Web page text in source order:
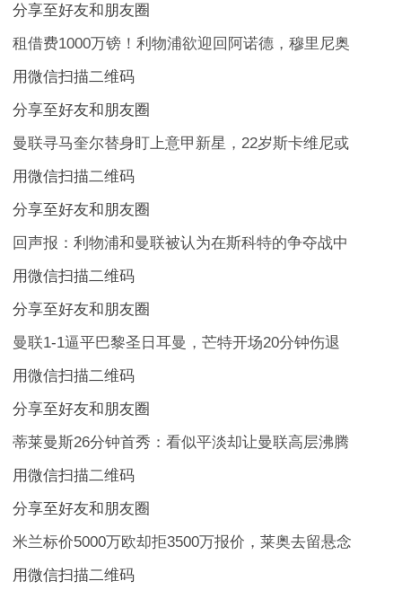
分享至好友和朋友圈
租借费1000万镑！利物浦欲迎回阿诺德，穆里尼奥
用微信扫描二维码
分享至好友和朋友圈
曼联寻马奎尔替身盯上意甲新星，22岁斯卡维尼或
用微信扫描二维码
分享至好友和朋友圈
回声报：利物浦和曼联被认为在斯科特的争夺战中
用微信扫描二维码
分享至好友和朋友圈
曼联1-1逼平巴黎圣日耳曼，芒特开场20分钟伤退
用微信扫描二维码
分享至好友和朋友圈
蒂莱曼斯26分钟首秀：看似平淡却让曼联高层沸腾
用微信扫描二维码
分享至好友和朋友圈
米兰标价5000万欧却拒3500万报价，莱奥去留悬念
用微信扫描二维码